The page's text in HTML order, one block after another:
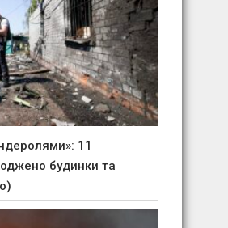
11
будинки та